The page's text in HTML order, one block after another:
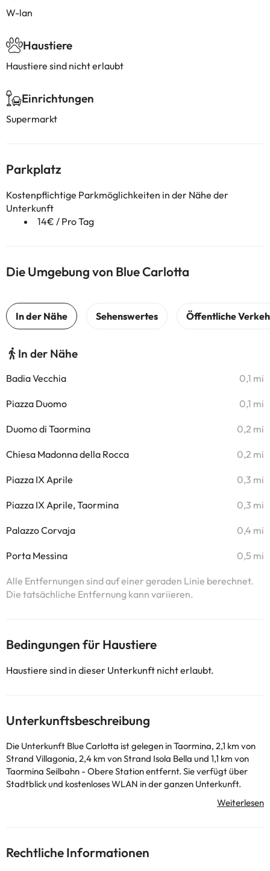
W-lan
Haustiere
Haustiere sind nicht erlaubt
Einrichtungen
Supermarkt
Parkplatz
Kostenpflichtige Parkmöglichkeiten in der Nähe der
Unterkunft
14€ / Pro Tag
Die Umgebung von Blue Carlotta
In der Nähe
Badia Vecchia 0,1 mi
Piazza Duomo 0,1 mi
Duomo di Taormina 0,2 mi
Chiesa Madonna della Rocca 0,2 mi
Piazza IX Aprile 0,3 mi
Piazza IX Aprile, Taormina 0,3 mi
Palazzo Corvaja 0,4 mi
Porta Messina 0,5 mi
Alle Entfernungen sind auf einer geraden Linie berechnet.
Die tatsächliche Entfernung kann variieren.
Bedingungen für Haustiere
Haustiere sind in dieser Unterkunft nicht erlaubt.
Unterkunftsbeschreibung
Die Unterkunft Blue Carlotta ist gelegen in Taormina, 2,1 km von
Strand Villagonia, 2,4 km von Strand Isola Bella und 1,1 km von
Taormina Seilbahn - Obere Station entfernt. Sie verfügt über
Stadtblick und kostenloses WLAN in der ganzen Unterkunft.
Schlafzimmern, einem Wohnzimmer, einer voll ausgestatteten
Ferienwohnung werden Handtücher und Bettwäsche zur
Verfügung gestellt. Isola Bella liegt 5,4 km von der Unterkunft
Rechtliche Informationen